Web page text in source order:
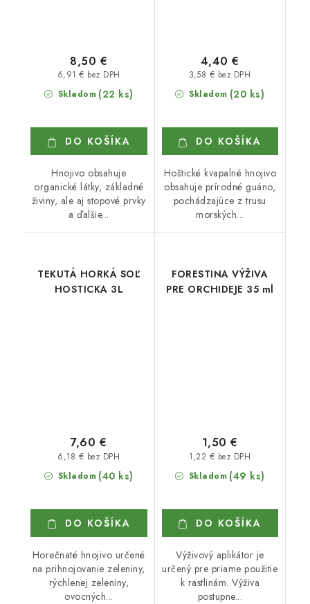
Skladom (22 ks)
6,91 € bez DPH
8,50 €
DO KOŠÍKA
Hnojivo obsahuje
organické látky, základné
živiny, ale aj stopové prvky
a ďalšie...
Skladom (20 ks)
3,58 € bez DPH
4,40 €
DO KOŠÍKA
Hoštické kvapalné hnojivo
obsahuje prírodné guáno,
pochádzajúce z trusu
morských...
TEKUTÁ HORKÁ SOĽ
HOSTICKA 3L
Skladom (40 ks)
6,18 € bez DPH
7,60 €
DO KOŠÍKA
Horečnaté hnojivo určené
na prihnojovanie zeleniny,
rýchlenej zeleniny,
ovocných...
FORESTINA VÝŽIVA
PRE ORCHIDEJE 35 ml
Skladom (49 ks)
1,22 € bez DPH
1,50 €
DO KOŠÍKA
Výživový aplikátor je
určený pre priame použitie
k rastlinám. Výživa
postupne...